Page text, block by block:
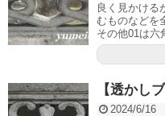
良く見かける
むものなどを
その他01は六
【透か
2024/6/16